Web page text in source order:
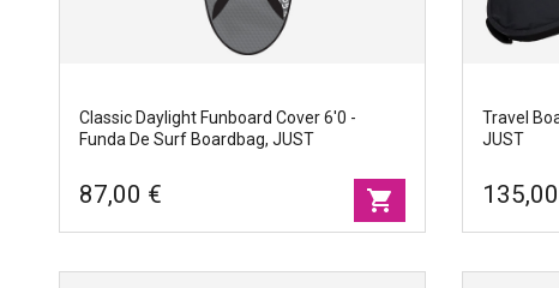
Classic Daylight Funboard Cover 6'0 -
Funda De Surf Boardbag, JUST
87,00 € shopping_cart
Travel
JUST